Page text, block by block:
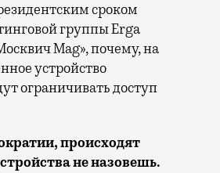
сроком
группы Erga
Mag», почему, на
устройство
ограничивать доступ
происходят
не назовешь.